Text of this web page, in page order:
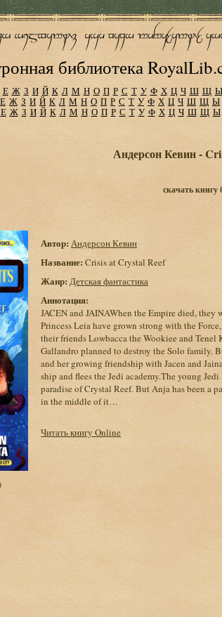
библиотека
Е Ж З И Й К Л М Н О П Р С Т У Ф Х Ц Ч Ш Щ Ы
Е Ж З И Й К Л М Н О П Р С Т У Ф Х Ц Ч Ш Щ Ы
Е Ж З И Й К Л М Н О П Р С Т У Ф Х Ц Ч Ш Щ Ы
Андерсон Кевин -
скачать книгу
Автор: Андерсон Кевин
Название: Crisis at Crystal Reef
Жанр: Детская фантастика
Аннотация:
JACEN and JAINAWhen the Empire died,
Princess Leia have grown strong with the
their friends Lowbacca the Wookiee and
Gallandro planned to destroy the Solo family.
and her growing friendship with Jacen and
ship and flees the Jedi academy.The young
paradise of Crystal Reef. But Anja has been a
in the middle of it…
Читать книгу Online